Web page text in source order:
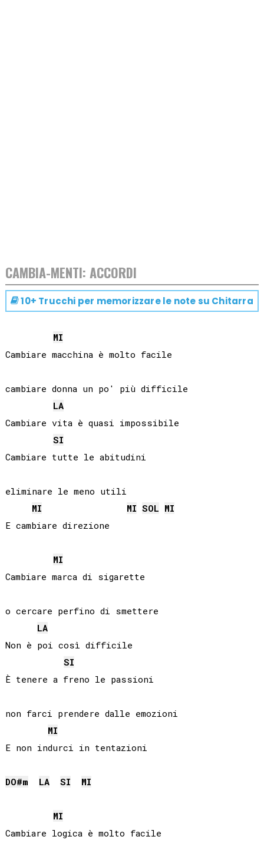
CAMBIA-MENTI: ACCORDI
10+ Trucchi per memorizzare le note su Chitarra
MI
Cambiare macchina è molto facile
cambiare donna un po' più difficile
LA
Cambiare vita è quasi impossibile
SI
Cambiare tutte le abitudini
eliminare le meno utili
MI
MI SOL MI
E cambiare direzione
MI
Cambiare marca di sigarette
o cercare perfino di smettere
LA
Non è poi così difficile
SI
È tenere a freno le passioni
non farci prendere dalle emozioni
MI
E non indurci in tentazioni
DO#m LA SI MI
MI
Cambiare logica è molto facile